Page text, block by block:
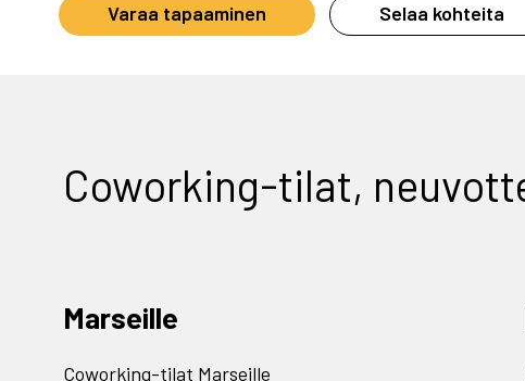
Varaa tapaaminen Selaa kohteita
Coworking-tilat,
Marseille
Coworking-tilat Marseille